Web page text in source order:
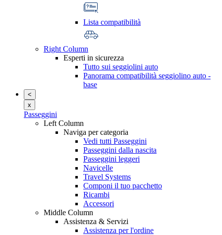
Lista compatibilità
Right Column
Esperti in sicurezza
Tutto sui seggiolini auto
Panorama compatibilità seggiolino auto -
base
<
x
Passeggini
Left Column
Naviga per categoria
Vedi tutti Passeggini
Passeggini dalla nascita
Passeggini leggeri
Navicelle
Travel Systems
Componi il tuo pacchetto
Ricambi
Accessori
Middle Column
Assistenza & Servizi
Assistenza per l'ordine